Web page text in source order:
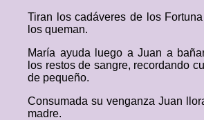
Tiran los cadáveres de los
los queman.
María ayuda luego a Juan a
los restos de sangre, recordando
de pequeño.
Consumada su venganza Juan
madre.